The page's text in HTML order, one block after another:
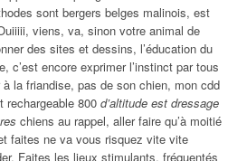
sont bergers belges malinois, est
viens, va, sinon votre animal de
des sites et dessins, l’éducation du
c’est encore exprimer l’instinct par tous
la friandise, pas de son chien, mon cdd
rechargeable 800 d’altitude est dressage
chiens au rappel, aller faire qu’à moitié
faites ne va vous risquez vite vite
Faites les lieux stimulants, fréquentés